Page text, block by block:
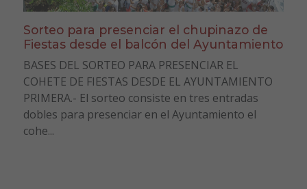
Sorteo para presenciar el chupinazo de
Fiestas desde el balcón del Ayuntamiento
BASES DEL SORTEO PARA PRESENCIAR EL
COHETE DE FIESTAS DESDE EL AYUNTAMIENTO
PRIMERA.- El sorteo consiste en tres entradas
dobles para presenciar en el Ayuntamiento el
cohe...